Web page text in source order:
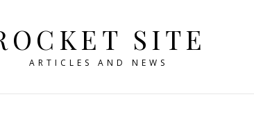
SITE
ARTICLES AND NEWS